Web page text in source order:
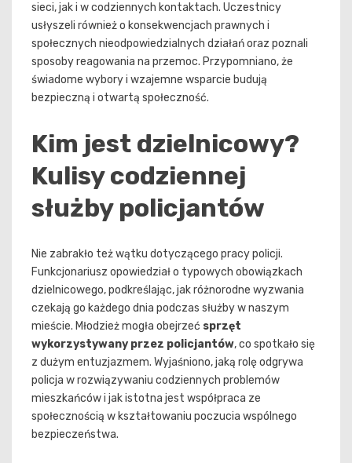
sieci, jak i w codziennych kontaktach. Uczestnicy
usłyszeli również o konsekwencjach prawnych i
społecznych nieodpowiedzialnych działań oraz poznali
sposoby reagowania na przemoc. Przypomniano, że
świadome wybory i wzajemne wsparcie budują
bezpieczną i otwartą społeczność.
Kim jest dzielnicowy?
Kulisy codziennej
służby policjantów
Nie zabrakło też wątku dotyczącego pracy policji.
Funkcjonariusz opowiedział o typowych obowiązkach
dzielnicowego, podkreślając, jak różnorodne wyzwania
czekają go każdego dnia podczas służby w naszym
mieście. Młodzież mogła obejrzeć sprzęt
wykorzystywany przez policjantów, co spotkało się
z dużym entuzjazmem. Wyjaśniono, jaką rolę odgrywa
policja w rozwiązywaniu codziennych problemów
mieszkańców i jak istotna jest współpraca ze
społecznością w kształtowaniu poczucia wspólnego
bezpieczeństwa.